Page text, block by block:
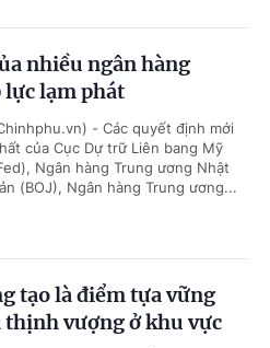
nhiều ngân hàng
lạm phát
- Các quyết định mới
của Cục Dự trữ Liên bang Mỹ
Ngân hàng Trung ương Nhật
(BOJ), Ngân hàng Trung ương...
tạo là điểm tựa vững
thịnh vượng ở khu vực